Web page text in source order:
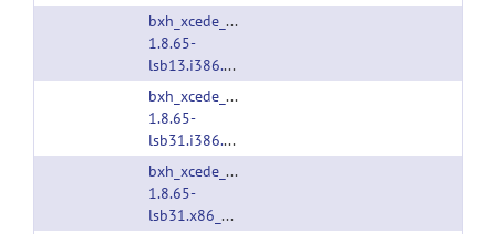
bxh_xcede_tools-
1.8.65-
lsb13.i386.tgz
bxh_xcede_tools-
1.8.65-
lsb31.i386.tgz
bxh_xcede_tools-
1.8.65-
lsb31.x86_64.tgz